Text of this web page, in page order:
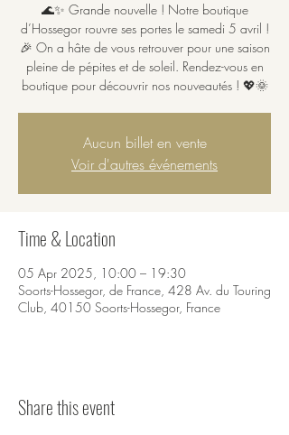
🌊✨ Grande nouvelle ! Notre boutique
d’Hossegor rouvre ses portes le samedi 5 avril !
🎉 On a hâte de vous retrouver pour une saison
pleine de pépites et de soleil. Rendez-vous en
boutique pour découvrir nos nouveautés ! 💖🌞
Aucun billet en vente
Voir d'autres événements
Time & Location
05 Apr 2025, 10:00 – 19:30
Soorts-Hossegor, de France, 428 Av. du Touring
Club, 40150 Soorts-Hossegor, France
Share this event